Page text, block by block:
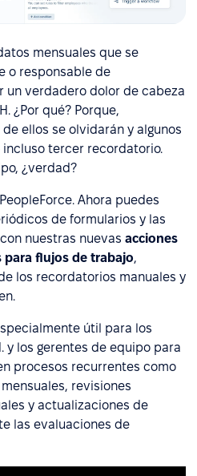
mensuales que se
o responsable de
un verdadero dolor de cabeza
¿Por qué? Porque,
ellos se olvidarán y algunos
incluso tercer recordatorio.
¿verdad?
Ahora puedes
de formularios y las
nuestras nuevas acciones
flujos de trabajo,
los recordatorios manuales y
útil para los
y los gerentes de equipo para
procesos recurrentes como
revisiones
y actualizaciones de
las evaluaciones de